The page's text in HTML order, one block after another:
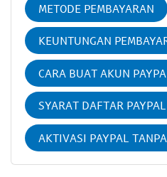
METODE PEMBAYARAN
KEUNTUNGAN
CARA BUAT AKUN
SYARAT DAFTAR PAYPAL
AKTIVASI PAYPAL